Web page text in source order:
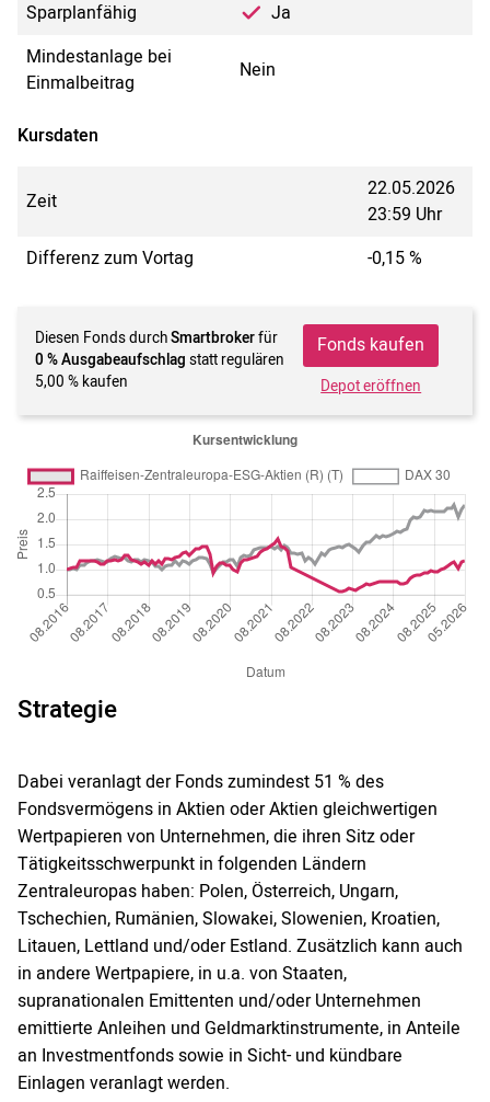
Sparplanfähig
Ja
Mindestanlage bei
Einmalbeitrag
Nein
Kursdaten
Zeit
22.05.2026
23:59 Uhr
Differenz zum Vortag
-0,15 %
Diesen Fonds durchSmartbrokerfür
0 % Ausgabeaufschlag statt regulären
5,00 % kaufen
Fonds kaufen
Depot eröffnen
Strategie
Dabei veranlagt der Fonds zumindest 51 % des
Fondsvermögens in Aktien oder Aktien gleichwertigen
Wertpapieren von Unternehmen, die ihren Sitz oder
Tätigkeitsschwerpunkt in folgenden Ländern
Zentraleuropas haben: Polen, Österreich, Ungarn,
Tschechien, Rumänien, Slowakei, Slowenien, Kroatien,
Litauen, Lettland und/oder Estland. Zusätzlich kann auch
in andere Wertpapiere, in u.a. von Staaten,
supranationalen Emittenten und/oder Unternehmen
emittierte Anleihen und Geldmarktinstrumente, in Anteile
an Investmentfonds sowie in Sicht- und kündbare
Einlagen veranlagt werden.